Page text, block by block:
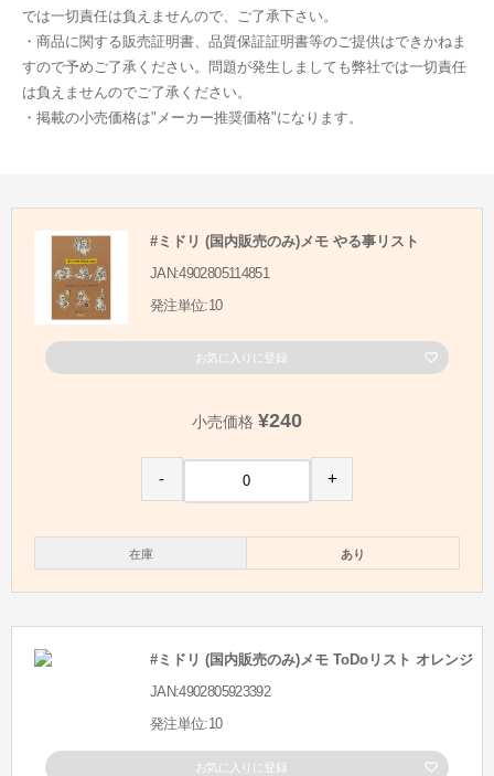
では一切責任は負えませんので、ご了承下さい。
・商品に関する販売証明書、品質保証証明書等のご提供はできかねま
すので予めご了承ください。問題が発生しましても弊社では一切責任
は負えませんのでご了承ください。
・掲載の小売価格は"メーカー推奨価格"になります。
#ミドリ (国内販売のみ)メモ やる事リスト
JAN:4902805114851
発注単位:10
お気に入りに登録
小売価格 ¥240
- +
在庫 あり
#ミドリ (国内販売のみ)メモ ToDoリスト オレンジ
JAN:4902805923392
発注単位:10
お気に入りに登録